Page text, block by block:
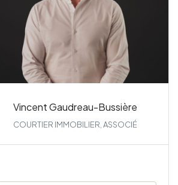
Vincent Gaudreau-Bussière
COURTIER IMMOBILIER, ASSOCIÉ